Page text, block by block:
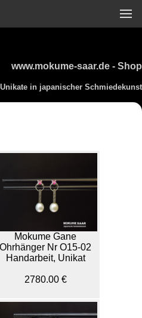
www.mokume-saar.de - Shop
in japanischer Schmiedekunst
Mokume Gane
Ohrhänger Nr O15-02
Handarbeit, Unikat
2780.00 €